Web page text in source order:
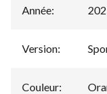
Année:
Version:
Couleur: